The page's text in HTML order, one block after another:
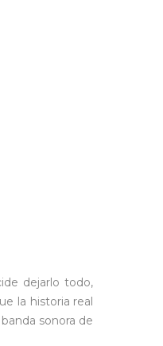
dejarlo todo,
la historia real
sonora de